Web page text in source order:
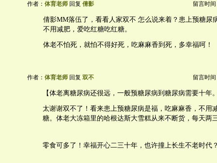
作者： 体育老师 回复 倩影 留言时间
倩影MM落伍了，看看人家双不 怎么说来着？患上预糖尿
不用减肥，爱吃红糖吃红糖。
体老不怕死，就怕不得好死，吃麻麻香到死，多幸福呵！
作者： 体育老师 回复 双不 留言时间
【体老离糖尿病还很远，一般预糖尿病到糖尿病需要十年
太谢谢双不了！看来患上预糖尿病是福，吃麻麻香，不用
糖。体老大冻箱里的哈根达斯大雪糕从来不断货，每天两
零食可多了！幸福开心二三十年，也许撞上长生不老时代